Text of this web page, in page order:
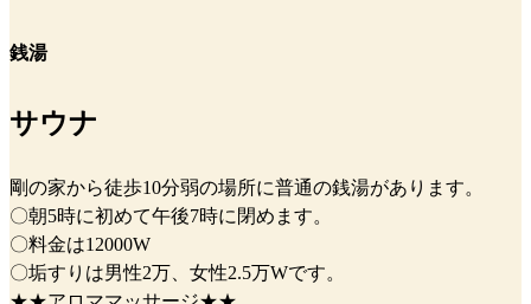
銭湯
サウナ
剛の家から徒歩10分弱の場所に普通の銭湯があります。
〇朝5時に初めて午後7時に閉めます。
〇料金は12000W
〇垢すりは男性2万、女性2.5万Wです。